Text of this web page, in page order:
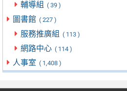
輔導組 ( 39 )
圖書館 ( 227 )
服務推廣組 ( 113 )
網路中心 ( 114 )
人事室 ( 1,408 )